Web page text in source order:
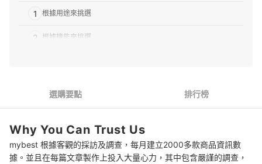
1 根據用途來挑選
2 根據機能來挑選
推薦11款登山手套人氣排行榜
專家精選2款登山手套
登山手套的保養與清潔技巧
選購要點 排行榜
Why You Can Trust Us
mybest 根據客觀的採訪及調查，每月建立2000多款商品資訊數
據。並且在每篇文章製作上投入大量心力，其中包含嚴謹的調查，